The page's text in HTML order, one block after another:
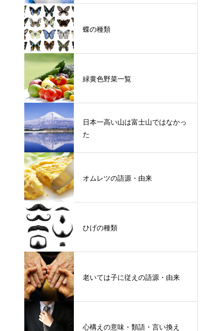
蝶の種類
緑黄色野菜一覧
日本一高い山は富士山ではなかっ
た
オムレツの語源・由来
ひげの種類
老いては子に従えの語源・由来
心構えの意味・類語・言い換え